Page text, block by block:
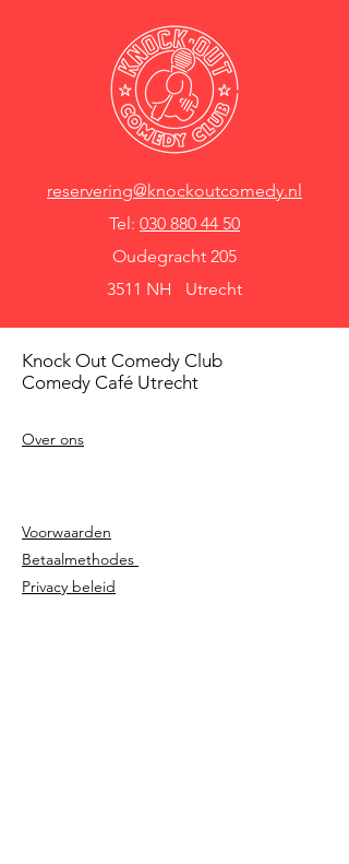
reservering@knockoutcomedy.nl
Tel: 030 880 44 50
Oudegracht 205
3511 NH Utrecht
Knock Out Comedy Club
Comedy Café Utrecht
Over ons
Voorwaarden
Betaalmethodes
Privacy beleid